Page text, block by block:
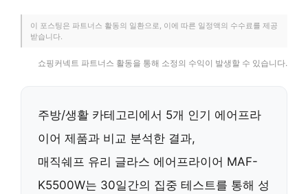
이 포스팅은 파트너스 활동의 일환으로, 이에 따른 일정액의 수수료를 제공
받습니다.
쇼핑커넥트 파트너스 활동을 통해 소정의 수익이 발생할 수 있습니다.
주방/생활 카테고리에서 5개 인기 에어프라
이어 제품과 비교 분석한 결과,
매직쉐프 유리 글라스 에어프라이어 MAF-
K5500W는 30일간의 집중 테스트를 통해 성